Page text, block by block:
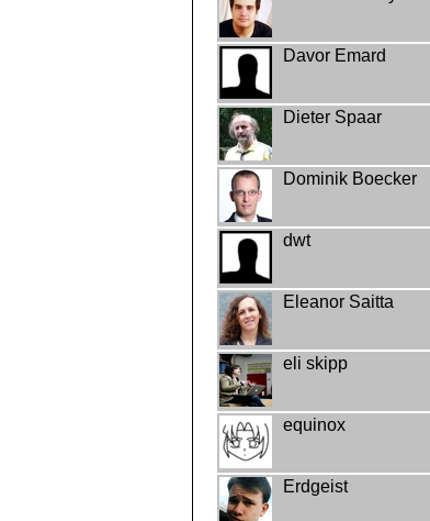
Davor Emard
Dieter Spaar
Dominik Boecker
dwt
Eleanor Saitta
eli skipp
equinox
Erdgeist